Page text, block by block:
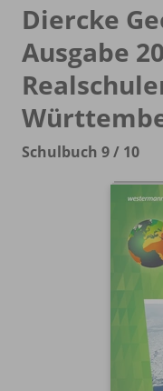
Diercke
Ausgabe
Schulbuch 9 / 10